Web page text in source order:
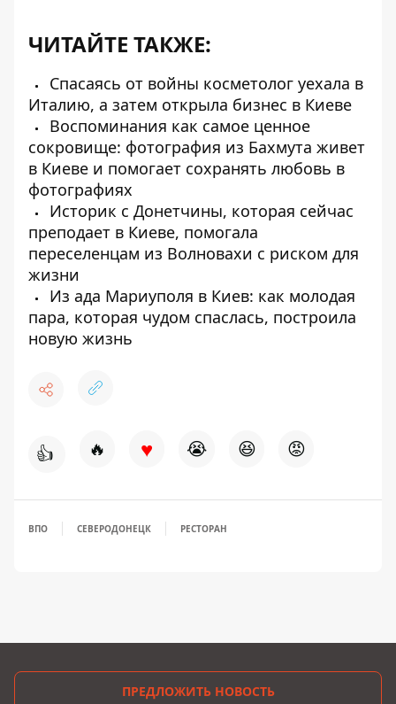
ЧИТАЙТЕ ТАКЖЕ:
Спасаясь от войны косметолог уехала в
Италию, а затем открыла бизнес в Киеве
Воспоминания как самое ценное
сокровище: фотография из Бахмута живет
в Киеве и помогает сохранять любовь в
фотографиях
Историк с Донетчины, которая сейчас
преподает в Киеве, помогала
переселенцам из Волновахи с риском для
жизни
Из ада Мариуполя в Киев: как молодая
пара, которая чудом спаслась, построила
новую жизнь
👍 🔥 ♥ 😭 😆 😡
ВПО СЕВЕРОДОНЕЦК РЕСТОРАН
ПРЕДЛОЖИТЬ НОВОСТЬ